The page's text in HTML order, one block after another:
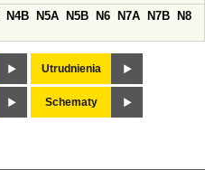
N4B N5A N5B N6 N7A N7B
N8
Utrudnienia
Schematy